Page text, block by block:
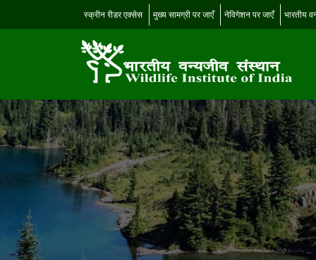
स्क्रीन रीडर एक्सेस मुख्य सामग्री पर जाएँ नेविगेशन पर जाएँ भारतीय